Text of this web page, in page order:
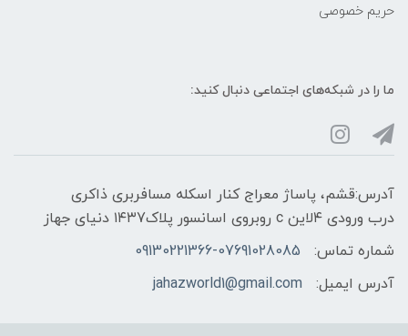
حریم خصوصی
ما را در شبکه‌های اجتماعی دنبال کنید:
آدرس:قشم، پاساژ معراج کنار اسکله مسافربری ذاکری
درب ورودی ۴لاین c روبروی اسانسور پلاک۱۴۳7 دنیای جهاز
شماره تماس:
09130221366-07691028085
آدرس ایمیل:
jahazworld1@gmail.com